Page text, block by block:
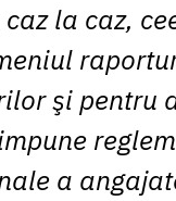
la caz,
şi pentru
a